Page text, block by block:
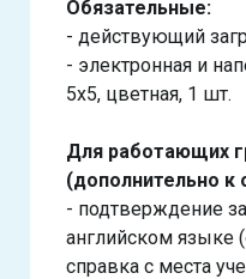
Обязательные:
- действующий
- электронная и
5х5, цветная, 1 шт.
Для работающих
(дополнительно к
- подтверждение
английском языке
справка с места